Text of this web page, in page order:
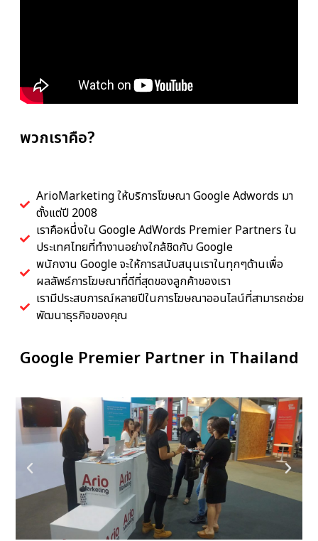
พวกเราคือ?
ArioMarketing ให้บริการโฆษณา Google Adwords มา
ตั้งแต่ปี 2008
เราคือหนึ่งใน Google AdWords Premier Partners ใน
ประเทศไทยที่ทำงานอย่างใกล้ชิดกับ Google
พนักงาน Google จะให้การสนับสนุนเราในทุกๆด้านเพื่อ
ผลลัพธ์การโฆษณาที่ดีที่สุดของลูกค้าของเรา
เรามีประสบการณ์หลายปีในการโฆษณาออนไลน์ที่สามารถช่วย
พัฒนาธุรกิจของคุณ
Google Premier Partner in Thailand